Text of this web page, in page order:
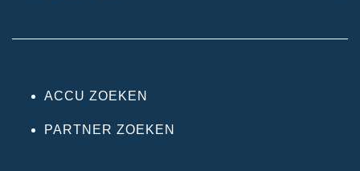
ACCU ZOEKEN
PARTNER ZOEKEN